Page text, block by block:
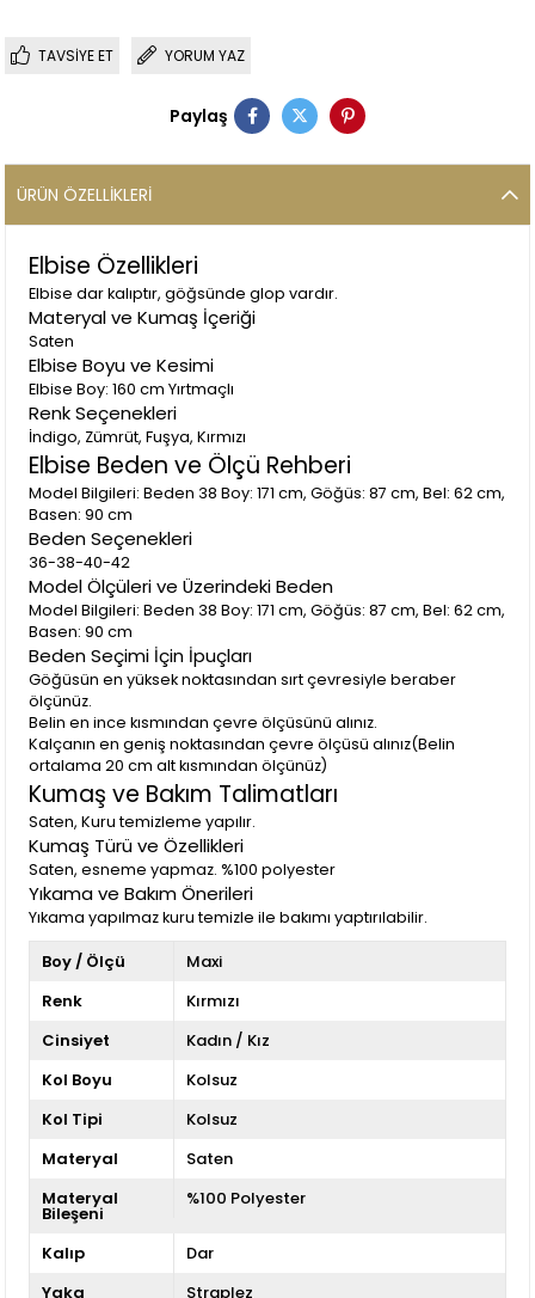
TAVSIYE ET YORUM YAZ
Paylaş
ÜRÜN ÖZELLIKLERI
Elbise Özellikleri
Elbise dar kalıptır, göğsünde glop vardır.
Materyal ve Kumaş İçeriği
Saten
Elbise Boyu ve Kesimi
Elbise Boy: 160 cm Yırtmaçlı
Renk Seçenekleri
İndigo, Zümrüt, Fuşya, Kırmızı
Elbise Beden ve Ölçü Rehberi
Model Bilgileri: Beden 38 Boy: 171 cm, Göğüs: 87 cm, Bel: 62 cm,
Basen: 90 cm
Beden Seçenekleri
36-38-40-42
Model Ölçüleri ve Üzerindeki Beden
Model Bilgileri: Beden 38 Boy: 171 cm, Göğüs: 87 cm, Bel: 62 cm,
Basen: 90 cm
Beden Seçimi İçin İpuçları
Göğüsün en yüksek noktasından sırt çevresiyle beraber
ölçünüz.
Belin en ince kısmından çevre ölçüsünü alınız.
Kalçanın en geniş noktasından çevre ölçüsü alınız(Belin
ortalama 20 cm alt kısmından ölçünüz)
Kumaş ve Bakım Talimatları
Saten, Kuru temizleme yapılır.
Kumaş Türü ve Özellikleri
Saten, esneme yapmaz. %100 polyester
Yıkama ve Bakım Önerileri
Yıkama yapılmaz kuru temizle ile bakımı yaptırılabilir.
Boy / Ölçü
Maxi
Renk
Kırmızı
Cinsiyet
Kadın / Kız
Kol Boyu
Kolsuz
Kol Tipi
Kolsuz
Materyal
Saten
Materyal
Bileşeni
%100 Polyester
Kalıp
Dar
Yaka
Straplez